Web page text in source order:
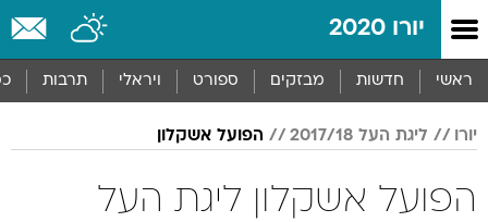
יורו 2020
ראשי חדשות מבזקים ספורט ויראלי תרבות
יורו ליגת העל 2017/18 הפועל אשקלון
הפועל אשקלון ליגת העל